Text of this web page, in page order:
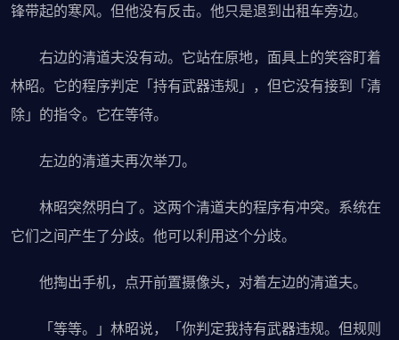
锋带起的寒风。但他没有反击。他只是退到出租车旁边。
右边的清道夫没有动。它站在原地，面具上的笑容盯着
林昭。它的程序判定「持有武器违规」，但它没有接到「清
除」的指令。它在等待。
左边的清道夫再次举刀。
林昭突然明白了。这两个清道夫的程序有冲突。系统在
它们之间产生了分歧。他可以利用这个分歧。
他掏出手机，点开前置摄像头，对着左边的清道夫。
「等等。」林昭说，「你判定我持有武器违规。但规则